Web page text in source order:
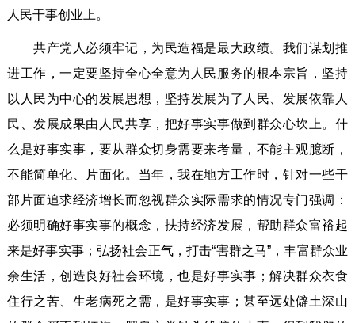
人民干事创业上。
共产党人必须牢记，为民造福是最大政绩。我们谋划推
进工作，一定要坚持全心全意为人民服务的根本宗旨，坚持
以人民为中心的发展思想，坚持发展为了人民、发展依靠人
民、发展成果由人民共享，把好事实事做到群众心坎上。什
么是好事实事，要从群众切身需要来考量，不能主观臆断，
不能简单化、片面化。当年，我在地方工作时，针对一些干
部片面追求经济增长而忽视群众实际需求的情况专门强调：
必须明确好事实事的概念，扶持经济发展，帮助群众富裕起
来是好事实事；弘扬社会正气，打击“害群之马”，丰富群众业
余生活，创造良好社会环境，也是好事实事；解决群众衣食
住行之苦、生老病死之需，是好事实事；甚至远处僻土深山